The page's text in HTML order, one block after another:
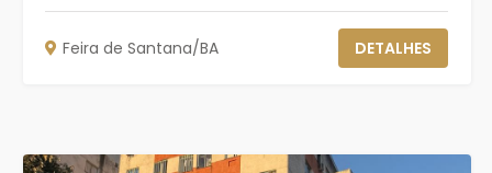
Feira de Santana/BA DETALHES